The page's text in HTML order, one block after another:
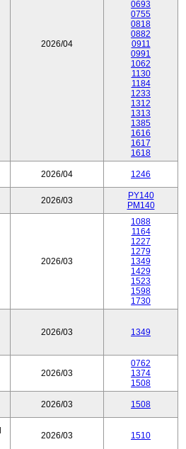
2026/04
0693
0755
0818
0882
0911
0991
1062
1130
1184
1233
1312
1313
1385
1616
1617
1618
2026/04 1246
2026/03
PY140
PM140
2026/03
1088
1164
1227
1279
1349
1429
1523
1598
1730
2026/03 1349
2026/03
0762
1374
1508
2026/03 1508
2026/03 1510